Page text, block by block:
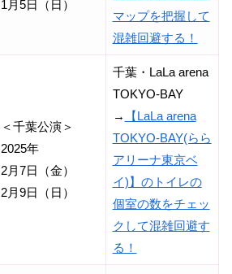
1月5日（日）
マップを把握して
混雑回避する！
＜千葉公演＞
2025年
2月7日（金）
2月9日（日）
千葉・LaLa arena
TOKYO-BAY
→
【LaLa arena
TOKYO-BAY(らら
アリーナ東京ベ
イ)】のトイレの
個室の数をチェッ
クして混雑回避す
る！